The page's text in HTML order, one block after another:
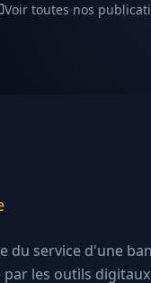
Voir toutes nos
du service d'une
les outils